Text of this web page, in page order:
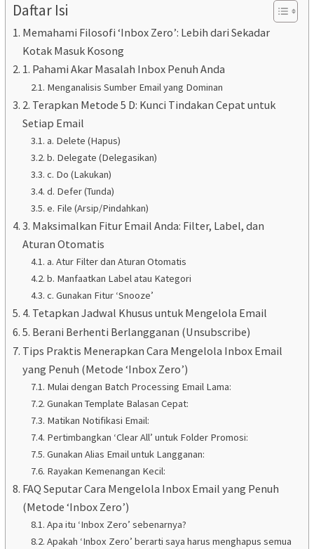
Daftar Isi
Memahami Filosofi ‘Inbox Zero’: Lebih dari Sekadar
Kotak Masuk Kosong
1. Pahami Akar Masalah Inbox Penuh Anda
Menganalisis Sumber Email yang Dominan
2. Terapkan Metode 5 D: Kunci Tindakan Cepat untuk
Setiap Email
a. Delete (Hapus)
b. Delegate (Delegasikan)
c. Do (Lakukan)
d. Defer (Tunda)
e. File (Arsip/Pindahkan)
3. Maksimalkan Fitur Email Anda: Filter, Label, dan
Aturan Otomatis
a. Atur Filter dan Aturan Otomatis
b. Manfaatkan Label atau Kategori
c. Gunakan Fitur ‘Snooze’
4. Tetapkan Jadwal Khusus untuk Mengelola Email
5. Berani Berhenti Berlangganan (Unsubscribe)
Tips Praktis Menerapkan Cara Mengelola Inbox Email
yang Penuh (Metode ‘Inbox Zero’)
Mulai dengan Batch Processing Email Lama:
Gunakan Template Balasan Cepat:
Matikan Notifikasi Email:
Pertimbangkan ‘Clear All’ untuk Folder Promosi:
Gunakan Alias Email untuk Langganan:
Rayakan Kemenangan Kecil:
FAQ Seputar Cara Mengelola Inbox Email yang Penuh
(Metode ‘Inbox Zero’)
Apa itu ‘Inbox Zero’ sebenarnya?
Apakah ‘Inbox Zero’ berarti saya harus menghapus semua